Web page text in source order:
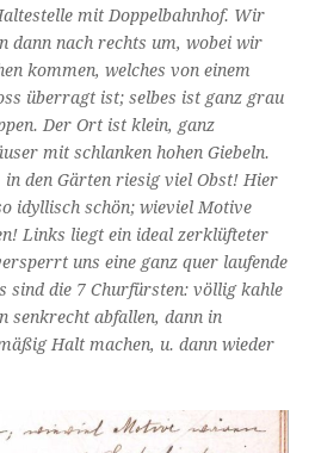
mit Doppelbahnhof. Wir
dann nach rechts um, wobei wir
kommen, welches von einem
überragt ist; selbes ist ganz grau
Der Ort ist klein, ganz
mit schlanken hohen Giebeln.
in den Gärten riesig viel Obst! Hier
idyllisch schön; wieviel Motive
Links liegt ein ideal zerklüfteter
uns eine ganz quer laufende
sind die 7 Churfürsten: völlig kahle
senkrecht abfallen, dann in
Halt machen, u. dann wieder